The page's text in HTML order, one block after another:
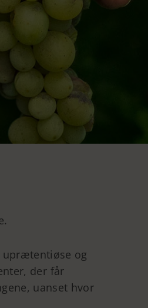
uprætentiøse og
der får
uanset hvor